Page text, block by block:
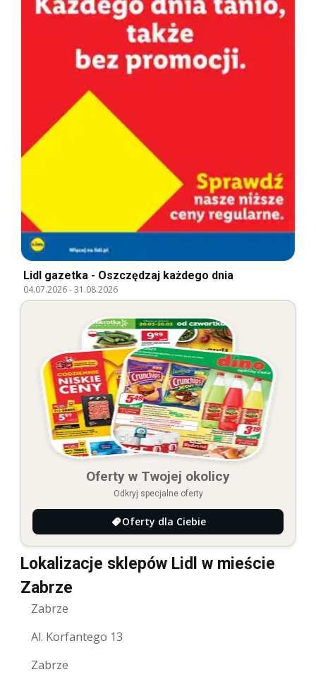
Lidl gazetka - Oszczędzaj każdego dnia
04.07.2026-31.08.2026
Oferty w Twojej okolicy
Odkryj specjalne oferty
Oferty dla Ciebie
Lokalizacje sklepów Lidl w mieście
Zabrze
Zabrze
Al. Korfantego 13
Zabrze